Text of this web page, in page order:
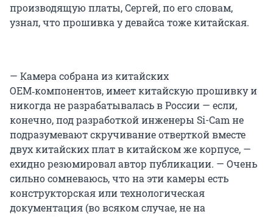
производящую платы, Сергей, по его словам,
узнал, что прошивка у девайса тоже китайская.
— Камера собрана из китайских
OEM‑компонентов, имеет китайскую прошивку и
никогда не разрабатывалась в России — если,
конечно, под разработкой инженеры Si-Cam не
подразумевают скручивание отверткой вместе
двух китайских плат в китайском же корпусе, —
ехидно резюмировал автор публикации. — Очень
сильно сомневаюсь, что на эти камеры есть
конструкторская или технологическая
документация (во всяком случае, не на